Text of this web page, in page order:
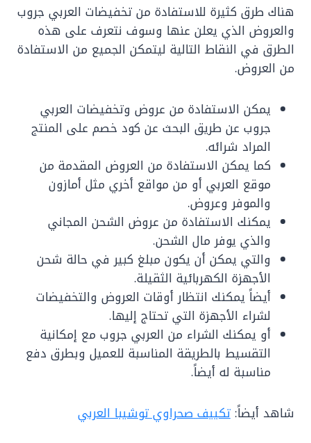
هناك طرق كثيرة للاستفادة من تخفيضات العربي جروب
والعروض الذي يعلن عنها وسوف نتعرف على هذه
الطرق في النقاط التالية ليتمكن الجميع من الاستفادة
من العروض.
يمكن الاستفادة من عروض وتخفيضات العربي
جروب عن طريق البحث عن كود خصم على المنتج
المراد شرائه.
كما يمكن الاستفادة من العروض المقدمة من
موقع العربي أو من مواقع أخري مثل أمازون
والموفر وعروض.
يمكنك الاستفادة من عروض الشحن المجاني
والذي يوفر مال الشحن.
والتي يمكن أن يكون مبلغ كبير في حالة شحن
الأجهزة الكهربائية الثقيلة.
أيضاً يمكنك انتظار أوقات العروض والتخفيضات
لشراء الأجهزة التي تحتاج إليها.
أو يمكنك الشراء من العربي جروب مع إمكانية
التقسيط بالطريقة المناسبة للعميل وبطرق دفع
مناسبة له أيضاً.
شاهد أيضاً: تكييف صحراوي توشيبا العربي